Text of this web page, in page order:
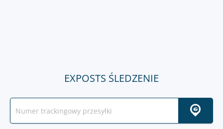
EXPOSTS ŚLEDZENIE